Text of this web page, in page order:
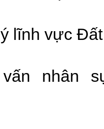
lĩnh vực
nhân